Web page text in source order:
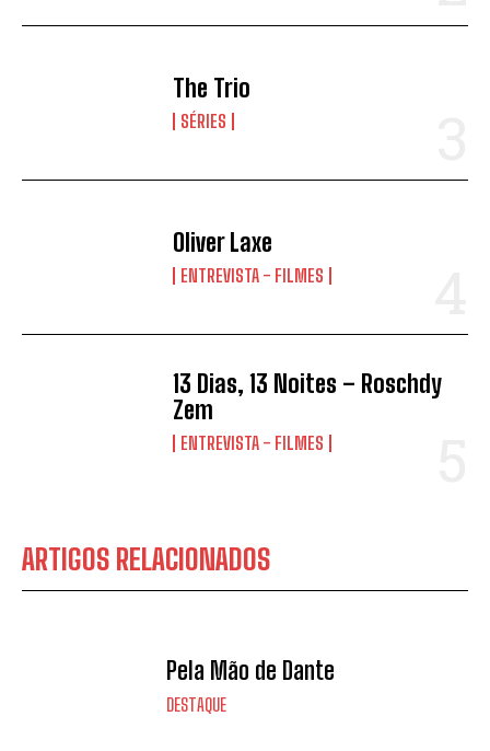
The Trio
SÉRIES
Oliver Laxe
ENTREVISTA - FILMES
13 Dias, 13 Noites – Roschdy
Zem
ENTREVISTA - FILMES
ARTIGOS RELACIONADOS
Pela Mão de Dante
DESTAQUE